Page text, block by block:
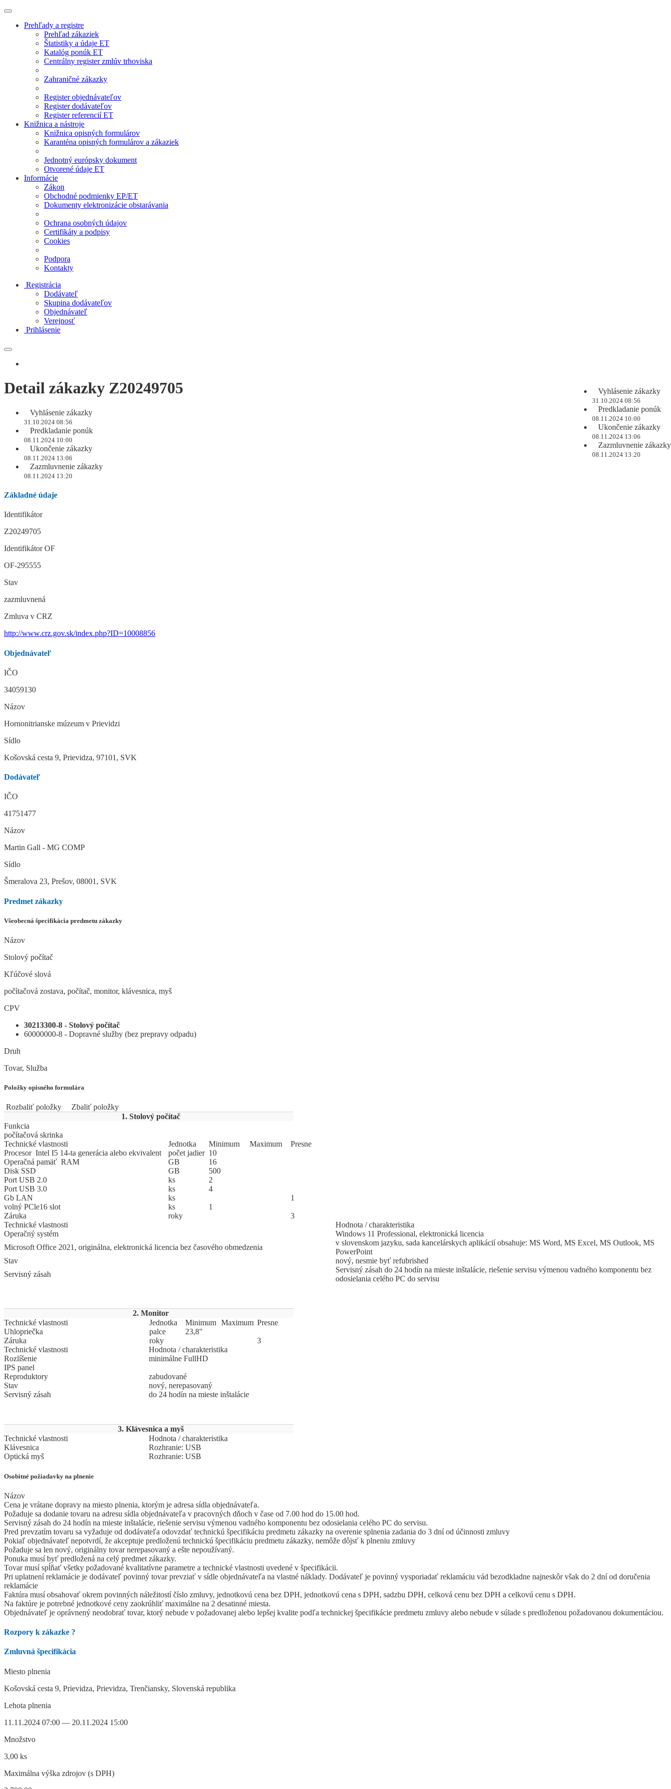
Prehľady a registre
Prehľad zákaziek
Štatistiky a údaje ET
Katalóg ponúk ET
Centrálny register zmlúv trhoviska
Zahraničné zákazky
Register objednávateľov
Register dodávateľov
Register referencií ET
Knižnica a nástroje
Knižnica opisných formulárov
Karanténa opisných formulárov a zákaziek
Jednotný európsky dokument
Otvorené údaje ET
Informácie
Zákon
Obchodné podmienky EP/ET
Dokumenty elektronizácie obstarávania
Ochrana osobných údajov
Certifikáty a podpisy
Cookies
Podpora
Kontakty
Registrácia
Dodávateľ
Skupina dodávateľov
Objednávateľ
Verejnosť
Prihlásenie
Vyhlásenie zákazky
31.10.2024 08:56
Predkladanie ponúk
08.11.2024 10:00
Ukončenie zákazky
08.11.2024 13:06
Zazmluvnenie zákazky
08.11.2024 13:20
Detail zákazky Z20249705
Vyhlásenie zákazky
31.10.2024 08:56
Predkladanie ponúk
08.11.2024 10:00
Ukončenie zákazky
08.11.2024 13:06
Zazmluvnenie zákazky
08.11.2024 13:20
Základné údaje
Identifikátor
Z20249705
Identifikátor OF
OF-295555
Stav
zazmluvnená
Zmluva v CRZ
http://www.crz.gov.sk/index.php?ID=10008856
Objednávateľ
IČO
34059130
Názov
Hornonitrianske múzeum v Prievidzi
Sídlo
Košovská cesta 9, Prievidza, 97101, SVK
Dodávateľ
IČO
41751477
Názov
Martin Gall - MG COMP
Sídlo
Šmeralova 23, Prešov, 08001, SVK
Predmet zákazky
Všeobecná špecifikácia predmetu zákazky
Názov
Stolový počítač
Kľúčové slová
počítačová zostava, počítač, monitor, klávesnica, myš
CPV
30213300-8 - Stolový počítač
60000000-8 - Dopravné služby (bez prepravy odpadu)
Druh
Tovar, Služba
Položky opisného formulára
Rozbaliť položky
Zbaliť položky
1. Stolový počítač
Funkcia
počítačová skrinka
Technické vlastnosti
Jed­not­ka Mi­ni­mum Ma­xi­mum Pres­ne
Procesor Intel I5 14-ta generácia alebo ekvivalent
počet jadier 10
Operačná pamäť RAM
GB
16
Disk SSD
GB
500
Port USB 2.0
ks
2
Port USB 3.0
ks
4
Gb LAN
ks
1
volný PCle16 slot
ks
1
Záruka
roky
3
Technické vlastnosti
Hodnota / charakteristika
Operačný systém
Windows 11 Professional, elektronická licencia
Microsoft Office 2021, originálna, elektronická licencia bez časového obmedzenia
v slovenskom jazyku, sada kancelárskych aplikácií obsahuje: MS Word, MS Excel, MS Outlook, MS
PowerPoint
Stav
nový, nesmie byť refubrished
Servisný zásah
Servisný zásah do 24 hodín na mieste inštalácie, riešenie servisu výmenou vadného komponentu bez
odosielania celého PC do servisu
2. Monitor
Technické vlastnosti
Jed­not­ka Mi­ni­mum Ma­xi­mum Pres­ne
Uhlopriečka
palce
23,8"
Záruka
roky
3
Technické vlastnosti
Hodnota / charakteristika
Rozlíšenie
minimálne FullHD
IPS panel
Reproduktory
zabudované
Stav
nový, nerepasovaný
Servisný zásah
do 24 hodín na mieste inštalácie
3. Klávesnica a myš
Technické vlastnosti
Hodnota / charakteristika
Klávesnica
Rozhranie: USB
Optická myš
Rozhranie: USB
Osobitné požiadavky na plnenie
Názov
Cena je vrátane dopravy na miesto plnenia, ktorým je adresa sídla objednávateľa.
Požaduje sa dodanie tovaru na adresu sídla objednávateľa v pracovných dňoch v čase od 7.00 hod do 15.00 hod.
Servisný zásah do 24 hodín na mieste inštalácie, riešenie servisu výmenou vadného komponentu bez odosielania celého PC do servisu.
Pred prevzatím tovaru sa vyžaduje od dodávateľa odovzdať technickú špecifikáciu predmetu zákazky na overenie splnenia zadania do 3 dní od účinnosti zmluvy
Pokiaľ objednávateľ nepotvrdí, že akceptuje predloženú technickú špecifikáciu predmetu zákazky, nemôže dôjsť k plneniu zmluvy
Požaduje sa len nový, originálny tovar nerepasovaný a ešte nepoužívaný.
Ponuka musí byť predložená na celý predmet zákazky.
Tovar musí spĺňať všetky požadované kvalitatívne parametre a technické vlastnosti uvedené v špecifikácii.
Pri uplatnení reklamácie je dodávateľ povinný tovar prevziať v sídle objednávateľa na vlastné náklady. Dodávateľ je povinný vysporiadať reklamáciu vád bezodkladne najneskôr však do 2 dní od doručenia
reklamácie
Faktúra musí obsahovať okrem povinných náležitostí číslo zmluvy, jednotkovú cena bez DPH, jednotkovú cena s DPH, sadzbu DPH, celková cenu bez DPH a celkovú cenu s DPH.
Na faktúre je potrebné jednotkové ceny zaokrúhliť maximálne na 2 desatinné miesta.
Objednávateľ je oprávnený neodobrať tovar, ktorý nebude v požadovanej alebo lepšej kvalite podľa technickej špecifikácie predmetu zmluvy alebo nebude v súlade s predloženou požadovanou dokumentáciou.
Rozpory k zákazke ?
Zmluvná špecifikácia
Miesto plnenia
Košovská cesta 9, Prievidza, Prievidza, Trenčiansky, Slovenská republika
Lehota plnenia
11.11.2024 07:00 — 20.11.2024 15:00
Množstvo
3,00 ks
Maximálna výška zdrojov (s DPH)